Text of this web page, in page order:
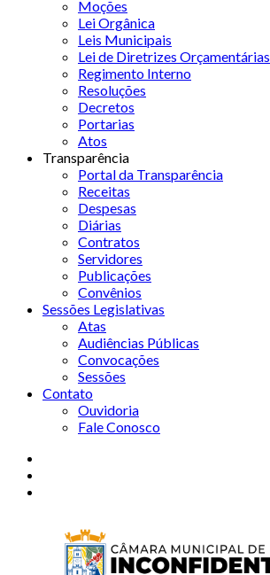
Moções
Lei Orgânica
Leis Municipais
Lei de Diretrizes Orçamentárias
Regimento Interno
Resoluções
Decretos
Portarias
Atos
Transparência
Portal da Transparência
Receitas
Despesas
Diárias
Contratos
Servidores
Publicações
Convênios
Sessões Legislativas
Atas
Audiências Públicas
Convocações
Sessões
Contato
Ouvidoria
Fale Conosco